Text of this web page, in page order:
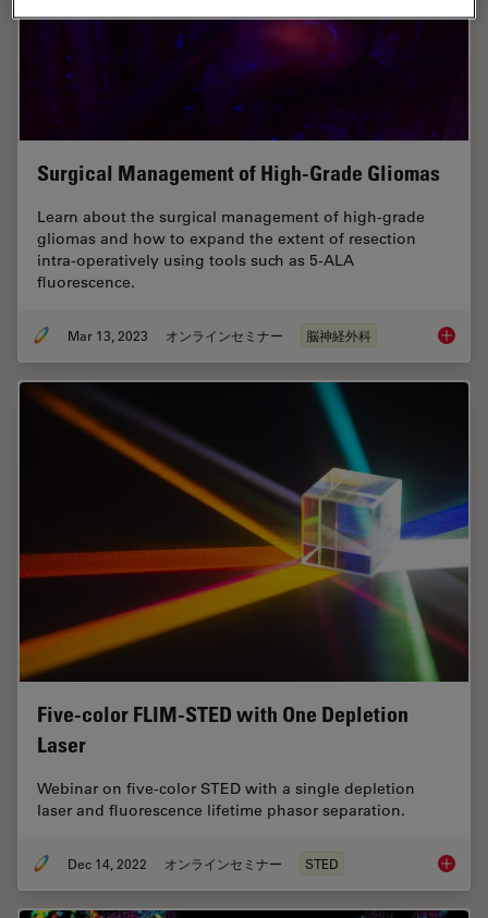
Surgical Management of High-Grade Gliomas
Learn about the surgical management of high-grade
gliomas and how to expand the extent of resection
intra-operatively using tools such as 5-ALA
fluorescence.
Mar 13, 2023 オンラインセミナー 脳神経外科
Five-color FLIM-STED with One Depletion
Laser
Webinar on five-color STED with a single depletion
laser and fluorescence lifetime phasor separation.
Dec 14, 2022 オンラインセミナー STED Five-